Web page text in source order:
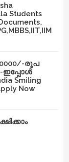
Students
രൂപ
-ഇപ്പോൾ
Smiling
Now